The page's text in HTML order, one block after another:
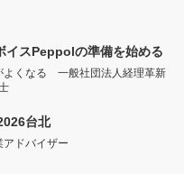
スPeppolの準備を始める
よくなる 一般社団法人経理革新
台北
アドバイザー